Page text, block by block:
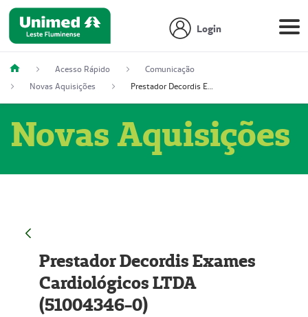
Login
Acesso Rápido
Comunicação
Novas Aquisições
Prestador Decordis Exames Cardiológicos LTDA (51004346-0)
Novas Aquisições
Prestador Decordis Exames
Cardiológicos LTDA
(51004346-0)